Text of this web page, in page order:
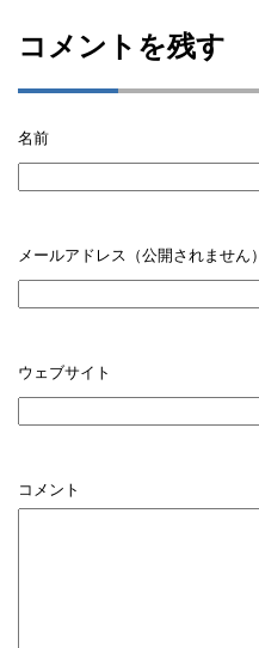
コメントを残す
名前
メールアドレス（公開されません）
ウェブサイト
コメント